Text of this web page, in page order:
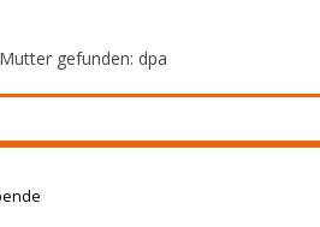
gefunden: dpa